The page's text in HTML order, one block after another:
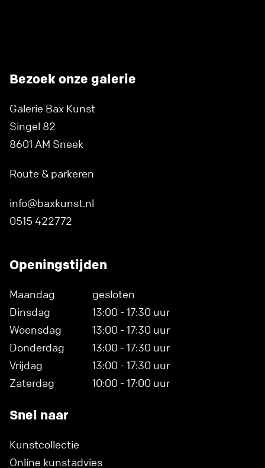
Bezoek onze galerie
Galerie Bax Kunst
Singel 82
8601 AM Sneek
Route & parkeren
info@baxkunst.nl
0515 422772
Openingstijden
Maandag
gesloten
Dinsdag
13:00 - 17:30 uur
Woensdag
13:00 - 17:30 uur
Donderdag
13:00 - 17:30 uur
Vrijdag
13:00 - 17:30 uur
Zaterdag
10:00 - 17:00 uur
Snel naar
Kunstcollectie
Online kunstadvies